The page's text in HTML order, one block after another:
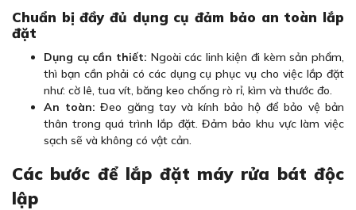
Chuẩn bị đầy đủ dụng cụ đảm bảo an toàn lắp
đặt
Dụng cụ cần thiết: Ngoài các linh kiện đi kèm sản phẩm,
thì bạn cần phải có các dụng cụ phục vụ cho việc lắp đặt
như: cờ lê, tua vít, băng keo chống rò rỉ, kìm và thước đo.
An toàn: Đeo găng tay và kính bảo hộ để bảo vệ bản
thân trong quá trình lắp đặt. Đảm bảo khu vực làm việc
sạch sẽ và không có vật cản.
Các bước để lắp đặt máy rửa bát độc
lập